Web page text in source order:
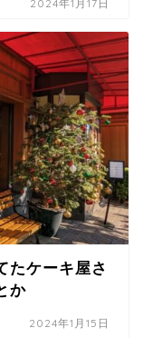
2024年1月17日
たケーキ屋さ
か
2024年1月15日